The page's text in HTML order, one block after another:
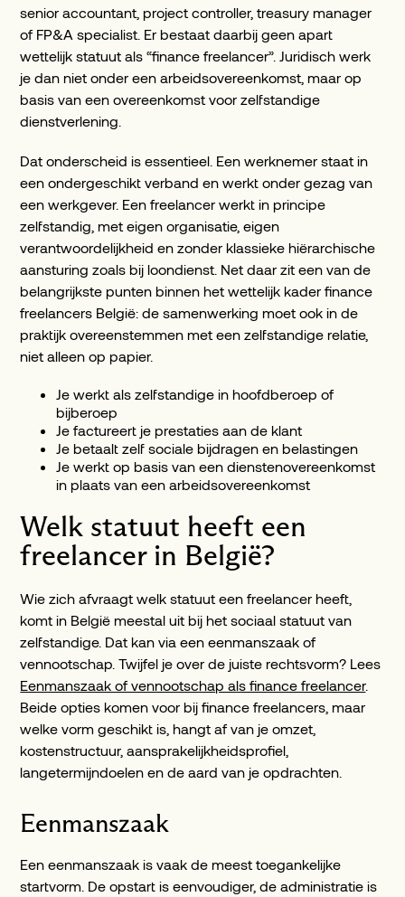
senior accountant, project controller, treasury manager
of FP&A specialist. Er bestaat daarbij geen apart
wettelijk statuut als “finance freelancer”. Juridisch werk
je dan niet onder een arbeidsovereenkomst, maar op
basis van een overeenkomst voor zelfstandige
dienstverlening.
Dat onderscheid is essentieel. Een werknemer staat in
een ondergeschikt verband en werkt onder gezag van
een werkgever. Een freelancer werkt in principe
zelfstandig, met eigen organisatie, eigen
verantwoordelijkheid en zonder klassieke hiërarchische
aansturing zoals bij loondienst. Net daar zit een van de
belangrijkste punten binnen het wettelijk kader finance
freelancers België: de samenwerking moet ook in de
praktijk overeenstemmen met een zelfstandige relatie,
niet alleen op papier.
Je werkt als zelfstandige in hoofdberoep of
bijberoep
Je factureert je prestaties aan de klant
Je betaalt zelf sociale bijdragen en belastingen
Je werkt op basis van een dienstenovereenkomst
in plaats van een arbeidsovereenkomst
Welk statuut heeft een
freelancer in België?
Wie zich afvraagt welk statuut een freelancer heeft,
komt in België meestal uit bij het sociaal statuut van
zelfstandige. Dat kan via een eenmanszaak of
vennootschap. Twijfel je over de juiste rechtsvorm? Lees
Eenmanszaak of vennootschap als finance freelancer.
Beide opties komen voor bij finance freelancers, maar
welke vorm geschikt is, hangt af van je omzet,
kostenstructuur, aansprakelijkheidsprofiel,
langetermijndoelen en de aard van je opdrachten.
Eenmanszaak
Een eenmanszaak is vaak de meest toegankelijke
startvorm. De opstart is eenvoudiger, de administratie is